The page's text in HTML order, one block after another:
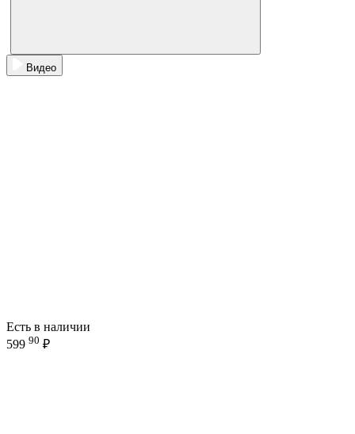
Видео
Есть в наличии
599 90 ₽